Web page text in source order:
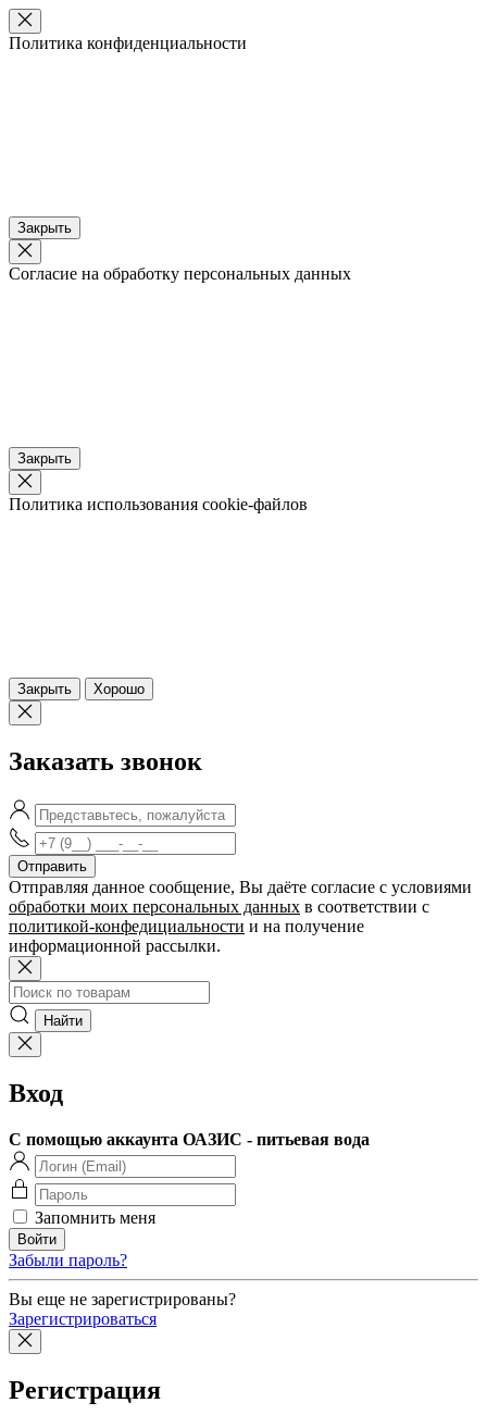
Политика конфиденциальности
Закрыть
Согласие на обработку персональных данных
Закрыть
Политика использования cookie-файлов
Закрыть Хорошо
Заказать звонок
Отправляя данное сообщение, Вы даёте согласие c условиями
обработки моих персональных данных в соответствии с
политикой-конфедициальности и на получение
информационной рассылки.
Вход
С помощью аккаунта ОАЗИС - питьевая вода
Запомнить меня
Забыли пароль?
Вы еще не зарегистрированы?
Зарегистрироваться
Регистрация